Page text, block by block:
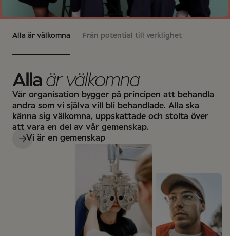
Alla är välkomna Från potential till verklighet
Alla är välkomna
Vår organisation bygger på principen att behandla
andra som vi själva vill bli behandlade. Alla ska
känna sig välkomna, uppskattade och stolta över
att vara en del av vår gemenskap.
Vi är en gemenskap